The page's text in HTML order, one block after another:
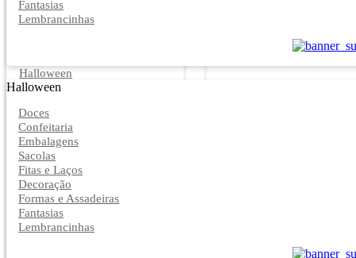
Fantasias
Lembrancinhas
Halloween
Halloween
Doces
Confeitaria
Embalagens
Sacolas
Fitas e Laços
Decoração
Formas e Assadeiras
Fantasias
Lembrancinhas